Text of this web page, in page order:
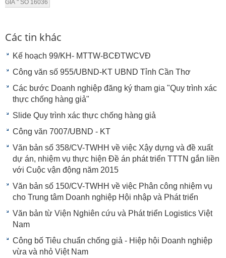
GIẢ " SỐ 16036
Các tin khác
Kế hoạch 99/KH- MTTW-BCĐTWCVĐ
Công văn số 955/UBND-KT UBND Tỉnh Cần Thơ
Các bước Doanh nghiệp đăng ký tham gia "Quy trình xác
thực chống hàng giả"
Slide Quy trình xác thực chống hàng giả
Công văn 7007/UBND - KT
Văn bản số 358/CV-TWHH về việc Xậy dựng và đề xuất
dự án, nhiệm vụ thực hiện Đề án phát triển TTTN gắn liền
với Cuộc vận động năm 2015
Văn bản số 150/CV-TWHH về việc Phân công nhiệm vụ
cho Trung tâm Doanh nghiệp Hội nhập và Phát triển
Văn bản từ Viện Nghiên cứu và Phát triển Logistics Việt
Nam
Công bố Tiêu chuẩn chống giả - Hiệp hội Doanh nghiệp
vừa và nhỏ Việt Nam